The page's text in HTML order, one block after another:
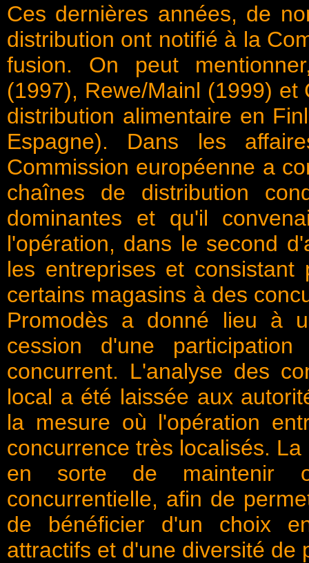
Ces dernières années, de
distribution ont notifié à la
fusion. On peut
(1997), Rewe/Mainl (1999)
distribution alimentaire en
Espagne). Dans les
Commission européenne a
chaînes de distribution
dominantes et qu'il
l'opération, dans le second
les entreprises et
certains magasins à des
Promodès a donné lieu à
cession d'une
concurrent. L'analyse des
local a été laissée aux
la mesure où l'opération
concurrence très localisés.
en sorte de maintenir
concurrentielle, afin de
de bénéficier d'un choix
attractifs et d'une diversité de